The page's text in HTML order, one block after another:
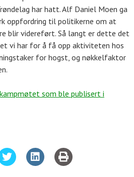
har hatt. Alf Daniel Moen ga
oppfordring til politikerne om at
blir videreført. Så langt er dette det
vi har for å få opp aktiviteten hos
for hogst, og nøkkelfaktor
som ble publisert i